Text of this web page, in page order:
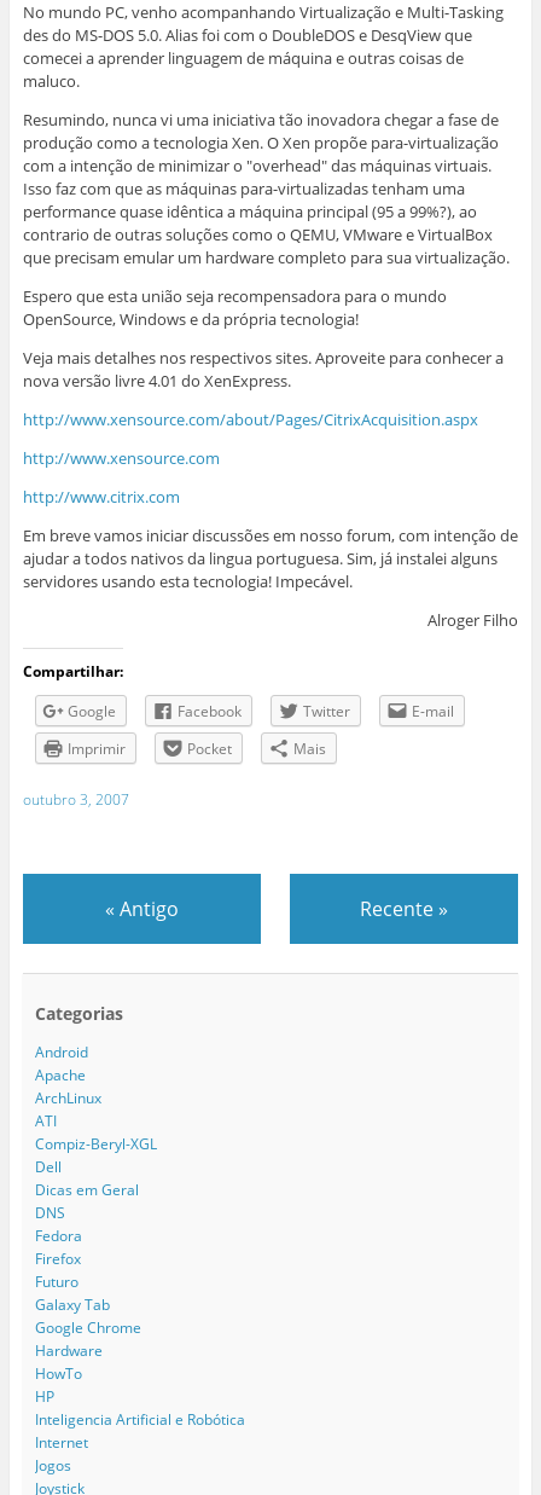
No mundo PC, venho acompanhando Virtualização e Multi-Tasking
des do MS-DOS 5.0. Alias foi com o DoubleDOS e DesqView que
comecei a aprender linguagem de máquina e outras coisas de
maluco.
Resumindo, nunca vi uma iniciativa tão inovadora chegar a fase de
produção como a tecnologia Xen. O Xen propõe para-virtualização
com a intenção de minimizar o "overhead" das máquinas virtuais.
Isso faz com que as máquinas para-virtualizadas tenham uma
performance quase idêntica a máquina principal (95 a 99%?), ao
contrario de outras soluções como o QEMU, VMware e VirtualBox
que precisam emular um hardware completo para sua virtualização.
Espero que esta união seja recompensadora para o mundo
OpenSource, Windows e da própria tecnologia!
Veja mais detalhes nos respectivos sites. Aproveite para conhecer a
nova versão livre 4.01 do XenExpress.
http://www.xensource.com/about/Pages/CitrixAcquisition.aspx
http://www.xensource.com
http://www.citrix.com
Em breve vamos iniciar discussões em nosso forum, com intenção de
ajudar a todos nativos da lingua portuguesa. Sim, já instalei alguns
servidores usando esta tecnologia! Impecável.
Alroger Filho
Compartilhar:
Google
Facebook Twitter
E-mail
Imprimir
Pocket Mais
outubro 3, 2007
« Antigo Recente»
Categorias
Android
Apache
ArchLinux
ATI
Compiz-Beryl-XGL
Dell
Dicas em Geral
DNS
Fedora
Firefox
Futuro
Galaxy Tab
Google Chrome
Hardware
HowTo
HP
Inteligencia Artificial e Robótica
Internet
Jogos
Joystick